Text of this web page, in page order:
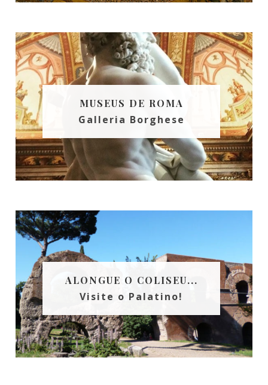
MUSEUS DE ROMA
Galleria Borghese
ALONGUE O COLISEU...
Visite o Palatino!